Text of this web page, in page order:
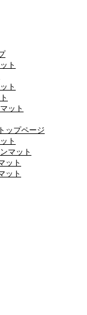
ト
ト
ット
ップページ
ト
マット
ット
ット